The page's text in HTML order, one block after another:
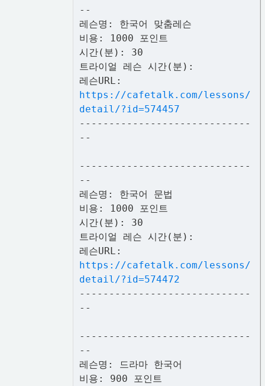
--
레슨명: 한국어 맞춤레슨
비용: 1000 포인트
시간(분): 30
트라이얼 레슨 시간(분):
레슨URL:
https://cafetalk.com/lessons/
detail/?id=574457
-----------------------------
--
-----------------------------
--
레슨명: 한국어 문법
비용: 1000 포인트
시간(분): 30
트라이얼 레슨 시간(분):
레슨URL:
https://cafetalk.com/lessons/
detail/?id=574472
-----------------------------
--
-----------------------------
--
레슨명: 드라마 한국어
비용: 900 포인트